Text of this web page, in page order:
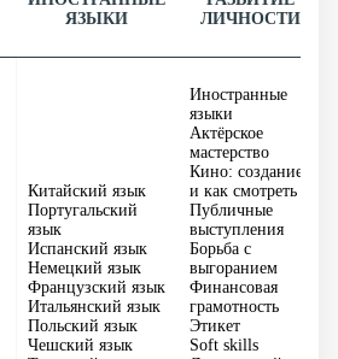
ЯЗЫКИ
ЛИЧНОСТИ
Китайский язык
Португальский
язык
Испанский язык
Немецкий язык
Французский язык
Итальянский язык
Польский язык
Чешский язык
Иностранные
языки
Актёрское
мастерство
Кино: создание
и как смотреть
Публичные
выступления
Борьба с
выгоранием
Финансовая
грамотность
Этикет
Soft skills